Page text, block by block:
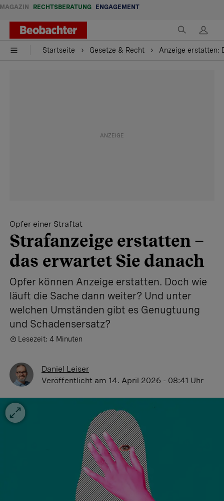
MAGAZIN RECHTSBERATUNG ENGAGEMENT
Startseite Gesetze & Recht Anzeige erstatten:
Opfer einer Straftat
Strafanzeige erstatten –
das erwartet Sie danach
Opfer können Anzeige erstatten. Doch wie
läuft die Sache dann weiter? Und unter
welchen Umständen gibt es Genugtuung
und Schadensersatz?
Lesezeit: 4 Minuten
Daniel Leiser
Veröffentlicht am 14. April 2026 - 08:41 Uhr